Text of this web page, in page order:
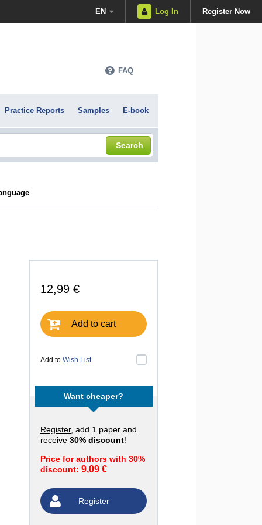
EN Log In Register Now
FAQ
Practice Reports Samples E-book
Search
12,99 €
Add to cart
Add to Wish List
Want cheaper?
Register, add 1 paper and
receive 30% discount!
Price for authors with 30%
discount: 9,09 €
Register